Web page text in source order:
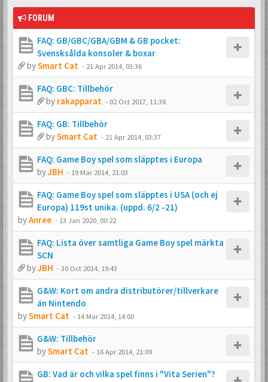
FORUM
FAQ: GB/GBC/GBA/GBM & GB pocket:
Svensksålda konsoler & boxar
bySmart Cat - 21 Apr 2014, 03:36
FAQ: GBC: Tillbehör
by rakapparat - 02 Oct 2017, 11:38
FAQ: GB: Tillbehör
bySmart Cat - 21 Apr 2014, 03:37
FAQ: Game Boy spel som släpptes i Europa
byJBH - 19 Mar 2014, 21:03
FAQ: Game Boy spel som släpptes i USA (och ej
Europa) 119st unika. (uppd. 6/2 -21)
byAnree - 13 Jan 2020, 00:22
FAQ: Lista över samtliga Game Boy spel märkta
SCN
byJBH -30 Oct 2014, 19:43
G&W: Kort om andra distributörer/tillverkare
än Nintendo
bySmart Cat - 14 Mar 2014, 14:00
G&W: Tillbehör
bySmart Cat - 16 Apr 2014, 21:09
GB: Vad är och vilka spel finns i "Vita Serien"?